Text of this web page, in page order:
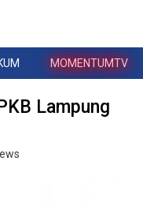
MOMENTUMTV
Lampung